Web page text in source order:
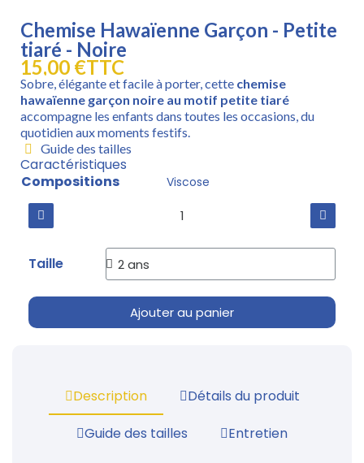
Chemise Hawaïenne Garçon - Petite
tiaré - Noire
15,00 €TTC
Sobre, élégante et facile à porter, cette chemise
hawaïenne garçon noire au motif petite tiaré
accompagne les enfants dans toutes les occasions, du
quotidien aux moments festifs.
Guide des tailles
Caractéristiques
Compositions
Viscose
Taille
Ajouter au panier
Description
Détails du produit
Guide des tailles
Entretien